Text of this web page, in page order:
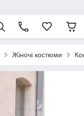
Жіночі костюми